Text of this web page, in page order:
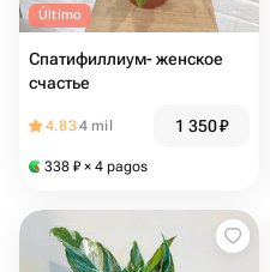
Último
Спатифиллиум- женское
счастье
4.834 mil 1 350₽
338 ₽ × 4 pagos